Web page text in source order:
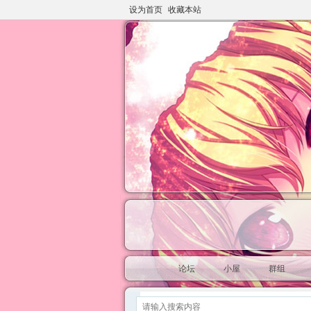
设为首页 收藏本站
论坛 小屋 群组